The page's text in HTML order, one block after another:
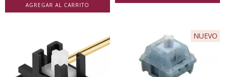
AGREGAR AL CARRITO
NUEVO